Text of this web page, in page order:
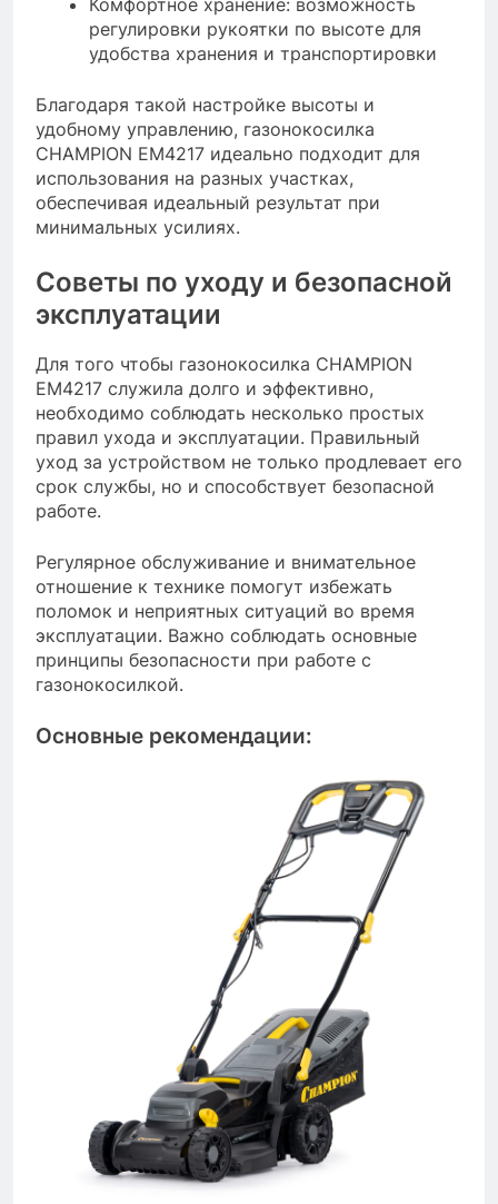
регулировки рукоятки по высоте для
удобства хранения и транспортировки
Благодаря такой настройке высоты и
удобному управлению, газонокосилка
CHAMPION EM4217 идеально подходит для
использования на разных участках,
обеспечивая идеальный результат при
минимальных усилиях.
Советы по уходу и безопасной
эксплуатации
Для того чтобы газонокосилка CHAMPION
EM4217 служила долго и эффективно,
необходимо соблюдать несколько простых
правил ухода и эксплуатации. Правильный
уход за устройством не только продлевает его
срок службы, но и способствует безопасной
работе.
Регулярное обслуживание и внимательное
отношение к технике помогут избежать
поломок и неприятных ситуаций во время
эксплуатации. Важно соблюдать основные
принципы безопасности при работе с
газонокосилкой.
Основные рекомендации: